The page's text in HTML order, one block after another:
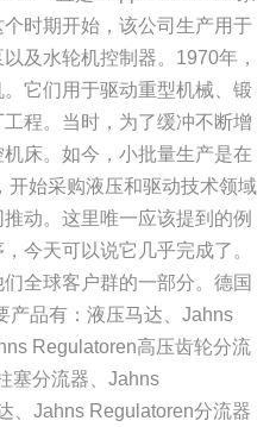
时期开始，该公司生产用于
及水轮机控制器。1970年，
它们用于驱动重型机械、锻
程。当时，为了缓冲不断增
床。如今，小批量生产是在
开始采购液压和驱动技术领域
动。这里唯一应该提到的例
今天可以说它几乎完成了。
全球客户群的一部分。德国
产品有：液压马达、Jahns
Regulatoren高压齿轮分流
塞分流器、Jahns
、Jahns Regulatoren分流器